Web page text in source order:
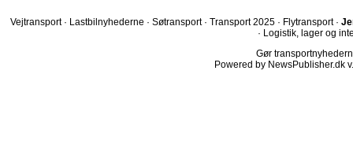
Vejtransport · Lastbilnyhederne · Søtransport · Transport 2025 · Flytransport ·
· Logistik, lager og
Gør
Powered by NewsPublisher.dk